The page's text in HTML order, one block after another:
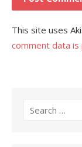
This site uses
comment data is
Search